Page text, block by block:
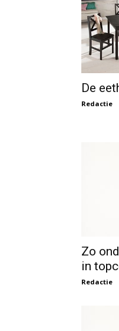
De
Redactie
Zo
in
Redactie